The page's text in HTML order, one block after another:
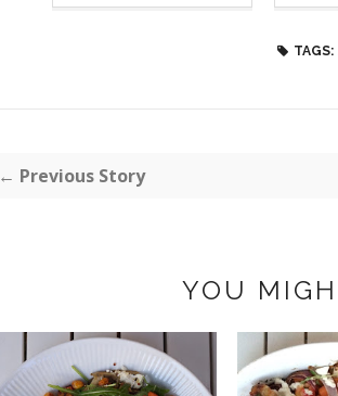
TAGS:
← Previous Story
YOU